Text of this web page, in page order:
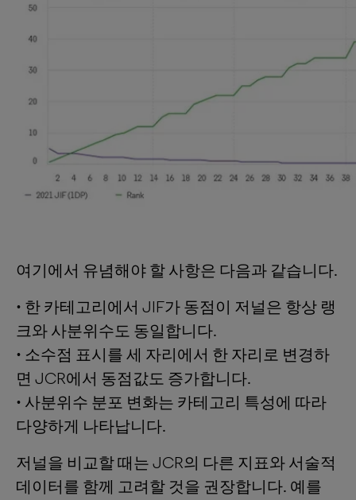
여기에서 유념해야 할 사항은 다음과 같습니다.
• 한 카테고리에서 JIF가 동점이 저널은 항상 랭
크와 사분위수도 동일합니다.
• 소수점 표시를 세 자리에서 한 자리로 변경하
면 JCR에서 동점값도 증가합니다.
• 사분위수 분포 변화는 카테고리 특성에 따라
다양하게 나타납니다.
저널을 비교할 때는 JCR의 다른 지표와 서술적
데이터를 함께 고려할 것을 권장합니다. 예를